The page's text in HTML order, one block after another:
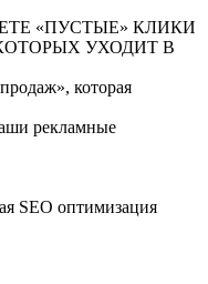
«ПУСТЫЕ» КЛИКИ
УХОДИТ В
которая
рекламные
SEO оптимизация